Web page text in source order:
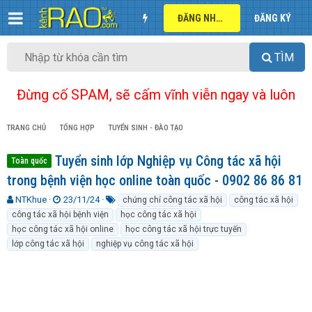
ĐĂNG NHẬP ĐĂNG KÝ
TÌM
Đừng cố SPAM, sẽ cấm vĩnh viễn ngay và luôn
TRANG CHỦ TỔNG HỢP TUYỂN SINH - ĐÀO TẠO
Toàn quốc
Tuyển sinh lớp Nghiệp vụ Công tác xã hội
trong bệnh viện học online toàn quốc - 0902 86 86 81
T
h
r
e
a
NTKhue
N
g
à
y
g
23/11/24
ừ
k
h
ó
chứng chỉ công tác xã hội
công tác xã hội
công tác xã hội bệnh viện
học công tác xã hội
học công tác xã hội online
học công tác xã hội trực tuyến
lớp công tác xã hội
nghiệp vụ công tác xã hội